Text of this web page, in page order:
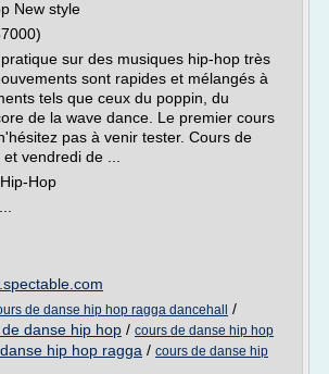
New style
sur des musiques hip-hop très
sont rapides et mélangés à
tels que ceux du poppin, du
de la wave dance. Le premier cours
pas à venir tester. Cours de
vendredi de ...
Hop
de danse hip hop ragga dancehall
/
danse hip hop / cours de danse hip hop
hip hop ragga / cours de danse hip